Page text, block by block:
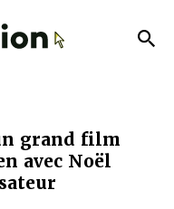
grand film
avec Noël